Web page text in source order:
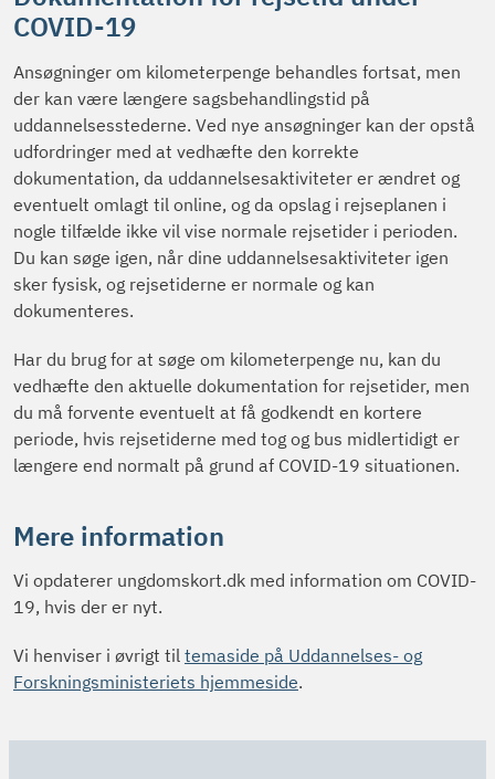
COVID-19
Ansøgninger om kilometerpenge behandles fortsat, men
der kan være længere sagsbehandlingstid på
uddannelsesstederne. Ved nye ansøgninger kan der opstå
udfordringer med at vedhæfte den korrekte
dokumentation, da uddannelsesaktiviteter er ændret og
eventuelt omlagt til online, og da opslag i rejseplanen i
nogle tilfælde ikke vil vise normale rejsetider i perioden.
Du kan søge igen, når dine uddannelsesaktiviteter igen
sker fysisk, og rejsetiderne er normale og kan
dokumenteres.
Har du brug for at søge om kilometerpenge nu, kan du
vedhæfte den aktuelle dokumentation for rejsetider, men
du må forvente eventuelt at få godkendt en kortere
periode, hvis rejsetiderne med tog og bus midlertidigt er
længere end normalt på grund af COVID-19 situationen.
Mere information
Vi opdaterer ungdomskort.dk med information om COVID-
19, hvis der er nyt.
Vi henviser i øvrigt til temaside på Uddannelses- og
Forskningsministeriets hjemmeside.